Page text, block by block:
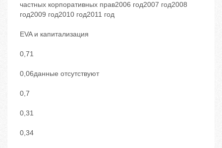
частных корпоративных прав2006 год2007 год2008
год2009 год2010 год2011 год
EVA и капитализация
0,71
0,06данные отсутствуют
0,7
0,31
0,34